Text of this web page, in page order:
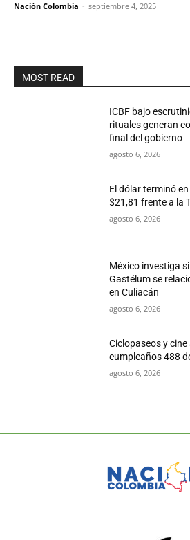
Nación Colombia - septiembre 4, 2025
MOST READ
ICBF bajo
rituales generan
final del gobierno
agosto 6, 2026
El dólar terminó
$21,81 frente a la
agosto 6, 2026
México investiga
Gastélum se
en Culiacán
agosto 6, 2026
Ciclopaseos y
cumpleaños 488
agosto 6, 2026